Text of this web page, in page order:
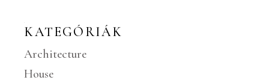
KATEGÓRIÁK
Architecture
House